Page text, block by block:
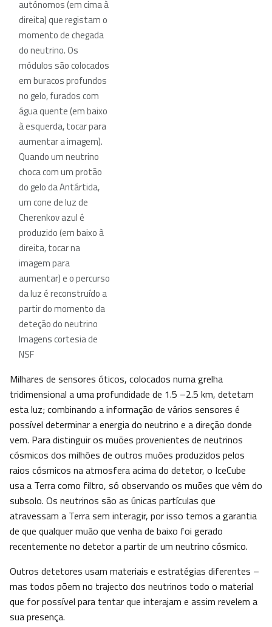
autónomos (em cima à
direita) que registam o
momento de chegada
do neutrino. Os
módulos são colocados
em buracos profundos
no gelo, furados com
água quente (em baixo
à esquerda, tocar para
aumentar a imagem).
Quando um neutrino
choca com um protão
do gelo da Antártida,
um cone de luz de
Cherenkov azul é
produzido (em baixo à
direita, tocar na
imagem para
aumentar) e o percurso
da luz é reconstruído a
partir do momento da
deteção do neutrino
Imagens cortesia de
NSF
Milhares de sensores óticos, colocados numa grelha
tridimensional a uma profundidade de 1.5 –2.5 km, detetam
esta luz; combinando a informação de vários sensores é
possível determinar a energia do neutrino e a direção donde
vem. Para distinguir os muões provenientes de neutrinos
cósmicos dos milhões de outros muões produzidos pelos
raios cósmicos na atmosfera acima do detetor, o IceCube
usa a Terra como filtro, só observando os muões que vêm do
subsolo. Os neutrinos são as únicas partículas que
atravessam a Terra sem interagir, por isso temos a garantia
de que qualquer muão que venha de baixo foi gerado
recentemente no detetor a partir de um neutrino cósmico.
Outros detetores usam materiais e estratégias diferentes –
mas todos põem no trajecto dos neutrinos todo o material
que for possível para tentar que interajam e assim revelem a
sua presença.